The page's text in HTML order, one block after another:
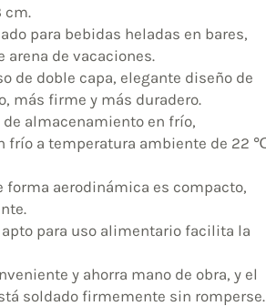
cm.
para bebidas heladas en bares,
arena de vacaciones.
de doble capa, elegante diseño de
más firme y más duradero.
almacenamiento en frío,
frío a temperatura ambiente de 22
forma aerodinámica es compacto,
para uso alimentario facilita la
y ahorra mano de obra, y el
soldado firmemente sin romperse.